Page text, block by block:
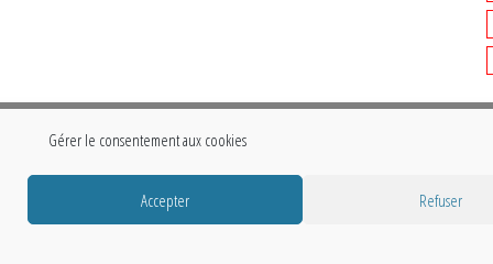
Gérer le consentement aux cookies
Accepter Refuser